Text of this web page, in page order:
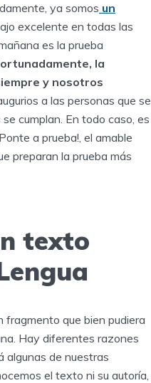
ya somos un
excelente en todas las
es la prueba
la
y nosotros
a las personas que se
cumplan. En todo caso, es
a prueba!, el amable
preparan la prueba más
texto
fragmento que bien pudiera
Hay diferentes razones
algunas de nuestras
el texto ni su autoría,